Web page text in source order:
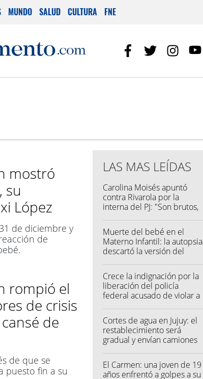
MUNDO SALUD CULTURA FNE
mostró
su
López
de diciembre y
de
rompió el
de crisis
de
de que se
puesto fin a su
LAS MAS LEÍDAS
Carolina Moisés apuntó
contra Rivarola por la
interna del PJ: "Son brutos,
Muerte del bebé en el
Materno Infantil: la autopsia
descartó la versión del
Crece la indignación por la
liberación del policía
federal acusado de violar a
Cortes de agua en Jujuy: el
restablecimiento será
gradual y envían camiones
El Carmen: una joven de 19
años enfrentó a golpes a su